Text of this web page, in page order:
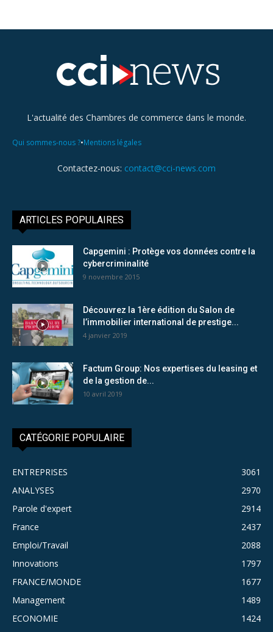
L'actualité des Chambres de commerce dans le monde.
Qui sommes-nous ?•Mentions légales
Contactez-nous: contact@cci-news.com
ARTICLES POPULAIRES
Capgemini : Protège vos données contre la
cybercriminalité
9 novembre 2015
Découvrez la 1ère édition du Salon de
l’immobilier international de prestige...
4 janvier 2019
Factum Group: Nos expertises du leasing et
de la gestion de...
10 avril 2019
CATÉGORIE POPULAIRE
ENTREPRISES
3061
ANALYSES
2970
Parole d'expert
2914
France
2437
Emploi/Travail
2088
Innovations
1797
FRANCE/MONDE
1677
Management
1489
ECONOMIE
1424